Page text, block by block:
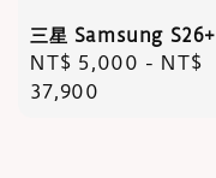
三星 Samsung S26+
Regular
price
NT$ 5,000 - NT$
37,900